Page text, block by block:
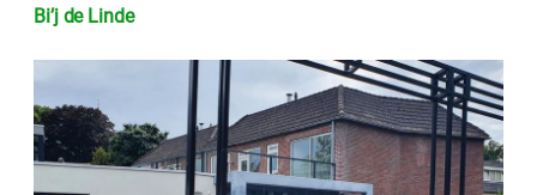
Bi’j de Linde